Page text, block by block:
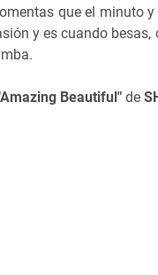
que el minuto
y es cuando
Beautiful" de